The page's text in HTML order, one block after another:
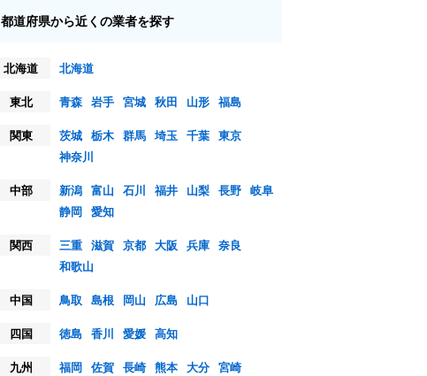
都道府県から近くの業者を探す
北海道
北海道
東北
青森 岩手 宮城 秋田 山形 福島
関東
茨城 栃木 群馬 埼玉 千葉 東京
神奈川
中部
新潟 富山 石川 福井 山梨 長野 岐阜
静岡 愛知
関西
三重 滋賀 京都 大阪 兵庫 奈良
和歌山
中国
鳥取 島根 岡山 広島
山口
四国
徳島 香川 愛媛 高知
九州
福岡 佐賀 長崎 熊本 大分 宮崎